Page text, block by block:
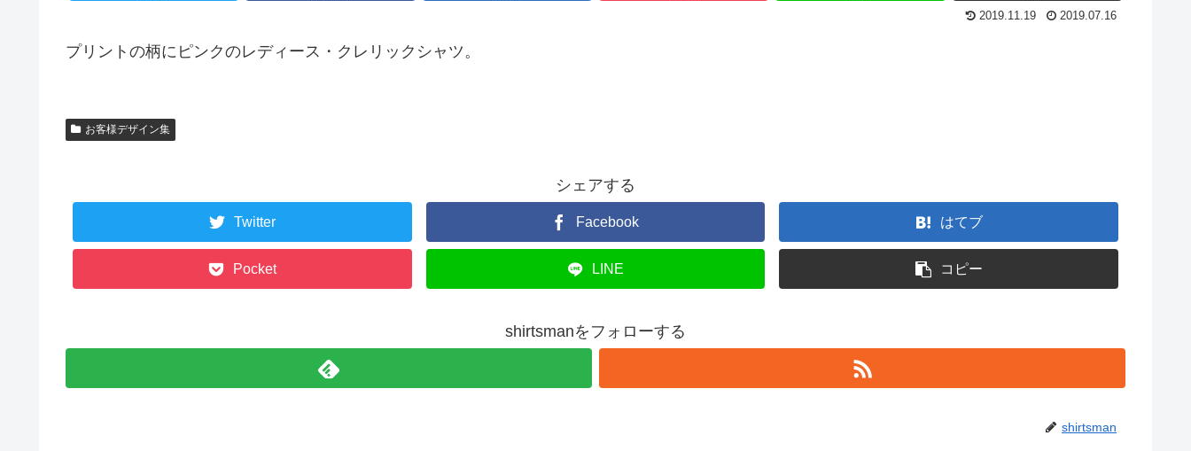
2019.11.19 2019.07.16
プリントの柄にピンクのレディース・クレリックシャツ。
お客様デザイン集
シェアする
Twitter Facebook はてブ
Pocket LINE コピー
shirtsmanをフォローする
shirtsman